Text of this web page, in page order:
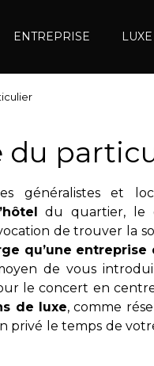
ENTREPRISE LUXE
du
généralistes et
du quartier, le
de trouver la
qu’une entreprise
de vous
le concert en
de luxe, comme
privé le temps de